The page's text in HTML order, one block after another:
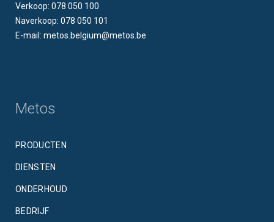
Verkoop: 078 050 100
Naverkoop: 078 050 101
E-mail: metos.belgium@metos.be
Metos
PRODUCTEN
DIENSTEN
ONDERHOUD
BEDRIJF